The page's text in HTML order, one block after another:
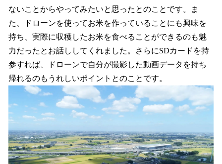
ないことからやってみたいと思ったとのことです。ま
た、ドローンを使ってお米を作っていることにも興味を
持ち、実際に収穫したお米を食べることができるのも魅
力だったとお話ししてくれました。さらにSDカードを持
参すれば、ドローンで自分が撮影した動画データを持ち
帰れるのもうれしいポイントとのことです。